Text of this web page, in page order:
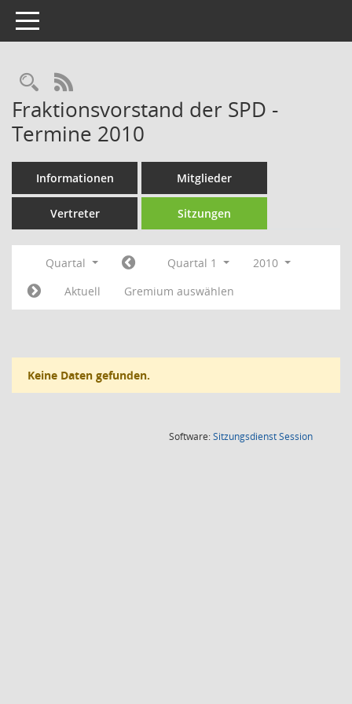
Toggle navigation
Rechercheauswahl
RSS-Feed
Fraktionsvorstand der SPD -
Termine 2010
Informationen Mitglieder
Vertreter Sitzungen
Quartal Quartal 1
2010
Aktuell
Gremium auswählen
Keine Daten gefunden.
Software:SitzungsdienstSession(Wird in